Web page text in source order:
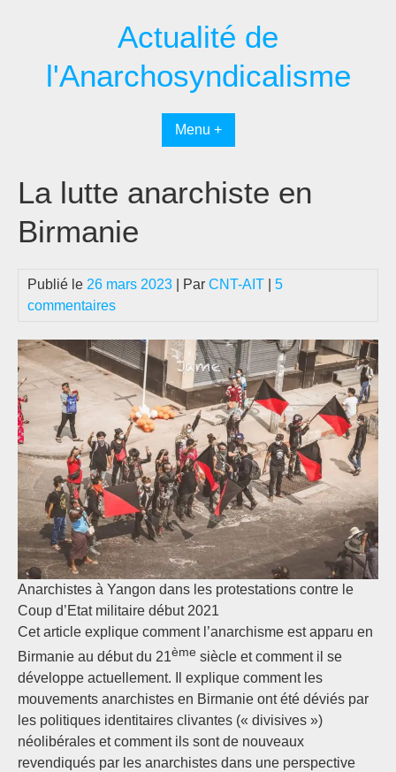
Actualité de
l'Anarchosyndicalisme
Menu +
La lutte anarchiste en
Birmanie
Publié le 26 mars 2023 | Par CNT-AIT
5
commentaires
Anarchistes à Yangon dans les protestations contre le
Coup d’Etat militaire début 2021
Cet article explique comment l’anarchisme est apparu en
Birmanie au début du 21ème siècle et comment il se
développe actuellement. Il explique comment les
mouvements anarchistes en Birmanie ont été déviés par
les politiques identitaires clivantes (« divisives »)
néolibérales et comment ils sont de nouveaux
revendiqués par les anarchistes dans une perspective